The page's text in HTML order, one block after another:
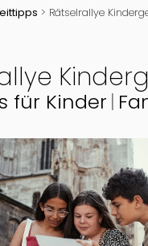
> Rätselrallye
für Kinder